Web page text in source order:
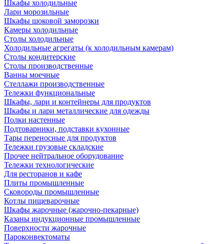
Шкафы холодильные
Лари морозильные
Шкафы шоковой заморозки
Камеры холодильные
Столы холодильные
Холодильные агрегаты (к холодильным камерам)
Столы кондитерские
Столы производственные
Ванны моечные
Стеллажи производственные
Тележки функциональные
Шкафы, лари и контейнеры для продуктов
Шкафы и лари металлические для одежды
Полки настенные
Подтоварники, подставки кухонные
Тары переносные для продуктов
Тележки грузовые складские
Прочее нейтральное оборудование
Тележки технологические
Для ресторанов и кафе
Плиты промышленные
Сковороды промышленные
Котлы пищеварочные
Шкафы жарочные (жарочно-пекарные)
Казаны индукционные промышленные
Поверхности жарочные
Пароконвектоматы